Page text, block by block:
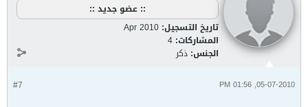
:: عضو جديد ::
تاريخ التسجيل: Apr 2010
المشاركات: 4
الجنس: ذكر
#7 05-07-2010, 01:56 PM